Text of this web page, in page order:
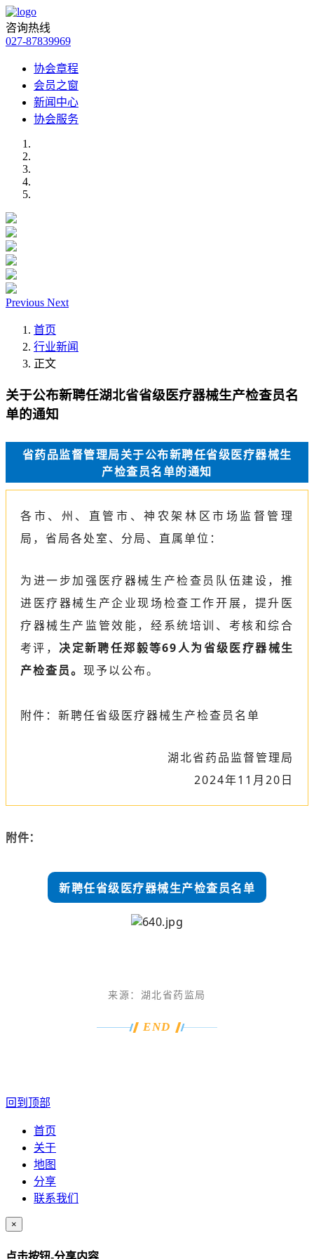
咨询热线
027-87839969
协会章程
会员之窗
新闻中心
协会服务
Previous Next
首页
行业新闻
正文
关于公布新聘任湖北省省级医疗器械生产检查员名
单的通知
省药品监督管理局关于公布新聘任省级医疗器械生
产检查员名单的通知
各市、州、直管市、神农架林区市场监督管理
局，省局各处室、分局、直属单位：
为进一步加强医疗器械生产检查员队伍建设，推
进医疗器械生产企业现场检查工作开展，提升医
疗器械生产监管效能，经系统培训、考核和综合
考评，决定新聘任郑毅等69人为省级医疗器械生
产检查员。 现予以公布。
附件：新聘任省级医疗器械生产检查员名单
湖北省药品监督管理局
2024年11月20日
附件：
新聘任省级医疗器械生产检查员名单
来源： 湖北省药监局
END
回到顶部
首页
关于
地图
分享
联系我们
×
点击按钮-分享内容